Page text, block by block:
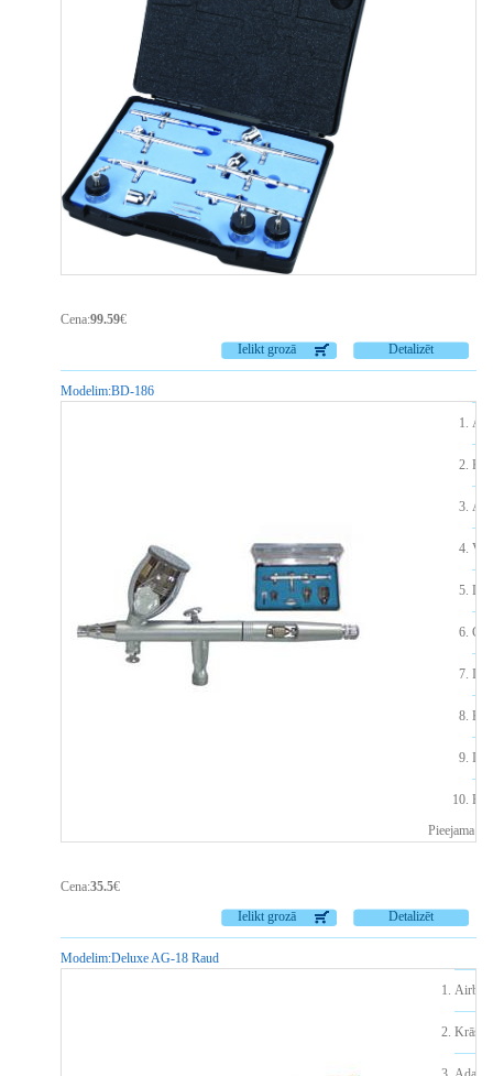
Cena:99.59€
Detalizēt
Ielikt grozā
Modelim:BD-186
Pieejama
Cena:35.5€
Detalizēt
Ielikt grozā
Modelim:Deluxe AG-18 Raud
Krāsu